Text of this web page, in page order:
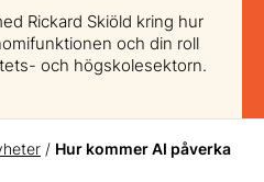
Rickard Skiöld kring hur
och din roll
och högskolesektorn.
/ Hur kommer AI påverka